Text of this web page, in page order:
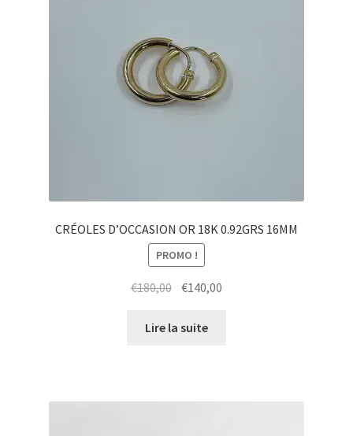
CRÉOLES D’OCCASION OR 18K 0.92GRS 16MM
PROMO !
€180,00 €140,00
Lire la suite